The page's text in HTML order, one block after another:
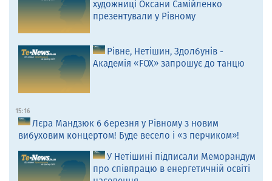
художниці Оксани Самійленко
презентували у Рівному
Рівне, Нетішин, Здолбунів -
Академія «FOX» запрошує до танцю
15:16
Лєра Мандзюк 6 березня у Рівному з новим
вибуховим концертом! Буде весело і «з перчиком»!
У Нетішині підписали Меморандум
про співпрацю в енергетичній освіті